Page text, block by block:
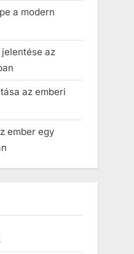
a modern
az
az emberi
ember egy